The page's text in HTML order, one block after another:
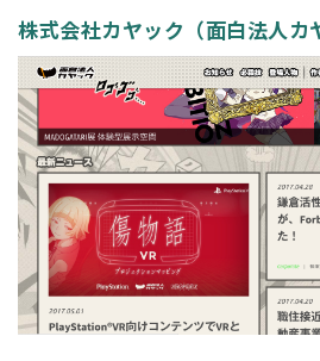
株式会社カヤック（面白法人カ